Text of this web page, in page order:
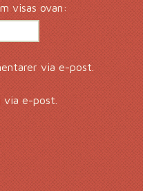
visas ovan:
via e-post.
via e-post.